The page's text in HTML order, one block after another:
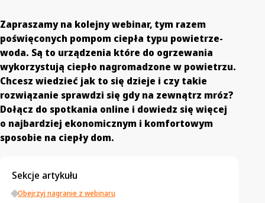
Zapraszamy na kolejny webinar, tym razem
poświęconych pompom ciepła typu powietrze-
woda. Są to urządzenia które do ogrzewania
wykorzystują ciepło nagromadzone w powietrzu.
Chcesz wiedzieć jak to się dzieje i czy takie
rozwiązanie sprawdzi się gdy na zewnątrz mróz?
Dołącz do spotkania online i dowiedz się więcej
o najbardziej ekonomicznym i komfortowym
sposobie na ciepły dom.
Sekcje artykułu
Obejrzyj nagranie z webinaru